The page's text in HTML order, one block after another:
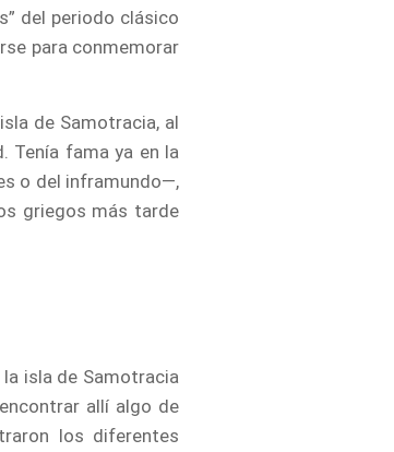
del periodo clásico
para conmemorar
de Samotracia, al
Tenía fama ya en la
o del inframundo―,
griegos más tarde
isla de Samotracia
allí algo de
los diferentes